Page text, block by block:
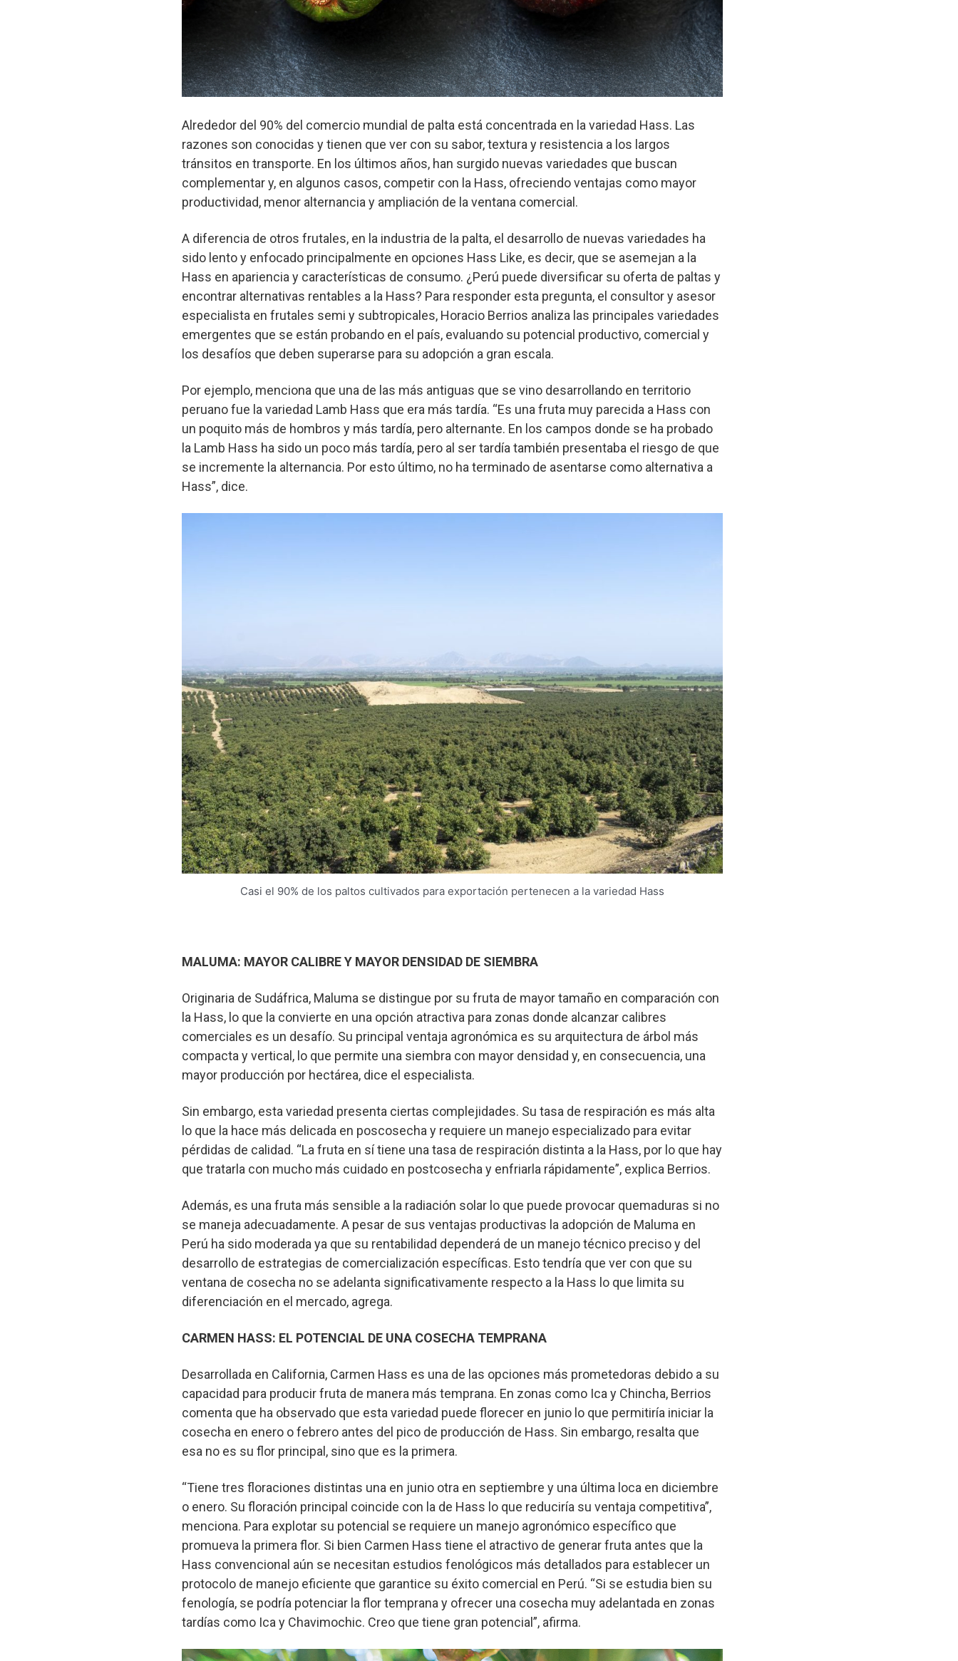
Alrededor del 90% del comercio mundial de palta está concentrada en la variedad Hass. Las
razones son conocidas y tienen que ver con su sabor, textura y resistencia a los largos
tránsitos en transporte. En los últimos años, han surgido nuevas variedades que buscan
complementar y, en algunos casos, competir con la Hass, ofreciendo ventajas como mayor
productividad, menor alternancia y ampliación de la ventana comercial.
A diferencia de otros frutales, en la industria de la palta, el desarrollo de nuevas variedades ha
sido lento y enfocado principalmente en opciones Hass Like, es decir, que se asemejan a la
Hass en apariencia y características de consumo. ¿Perú puede diversificar su oferta de paltas y
encontrar alternativas rentables a la Hass? Para responder esta pregunta, el consultor y asesor
especialista en frutales semi y subtropicales, Horacio Berrios analiza las principales variedades
emergentes que se están probando en el país, evaluando su potencial productivo, comercial y
los desafíos que deben superarse para su adopción a gran escala.
Por ejemplo, menciona que una de las más antiguas que se vino desarrollando en territorio
peruano fue la variedad Lamb Hass que era más tardía. “Es una fruta muy parecida a Hass con
un poquito más de hombros y más tardía, pero alternante. En los campos donde se ha probado
la Lamb Hass ha sido un poco más tardía, pero al ser tardía también presentaba el riesgo de que
se incremente la alternancia. Por esto último, no ha terminado de asentarse como alternativa a
Hass”, dice.
Casi el 90% de los paltos cultivados para exportación pertenecen a la variedad Hass
MALUMA: MAYOR CALIBRE Y MAYOR DENSIDAD DE SIEMBRA
Originaria de Sudáfrica, Maluma se distingue por su fruta de mayor tamaño en comparación con
la Hass, lo que la convierte en una opción atractiva para zonas donde alcanzar calibres
comerciales es un desafío. Su principal ventaja agronómica es su arquitectura de árbol más
compacta y vertical, lo que permite una siembra con mayor densidad y, en consecuencia, una
mayor producción por hectárea, dice el especialista.
Sin embargo, esta variedad presenta ciertas complejidades. Su tasa de respiración es más alta
lo que la hace más delicada en poscosecha y requiere un manejo especializado para evitar
pérdidas de calidad. “La fruta en sí tiene una tasa de respiración distinta a la Hass, por lo que hay
que tratarla con mucho más cuidado en postcosecha y enfriarla rápidamente”, explica Berrios.
Además, es una fruta más sensible a la radiación solar lo que puede provocar quemaduras si no
se maneja adecuadamente. A pesar de sus ventajas productivas la adopción de Maluma en
Perú ha sido moderada ya que su rentabilidad dependerá de un manejo técnico preciso y del
desarrollo de estrategias de comercialización específicas. Esto tendría que ver con que su
ventana de cosecha no se adelanta significativamente respecto a la Hass lo que limita su
diferenciación en el mercado, agrega.
CARMEN HASS: EL POTENCIAL DE UNA COSECHA TEMPRANA
Desarrollada en California, Carmen Hass es una de las opciones más prometedoras debido a su
capacidad para producir fruta de manera más temprana. En zonas como Ica y Chincha, Berrios
comenta que ha observado que esta variedad puede florecer en junio lo que permitiría iniciar la
cosecha en enero o febrero antes del pico de producción de Hass. Sin embargo, resalta que
esa no es su flor principal, sino que es la primera.
“Tiene tres floraciones distintas una en junio otra en septiembre y una última loca en diciembre
o enero. Su floración principal coincide con la de Hass lo que reduciría su ventaja competitiva”,
menciona. Para explotar su potencial se requiere un manejo agronómico específico que
promueva la primera flor. Si bien Carmen Hass tiene el atractivo de generar fruta antes que la
Hass convencional aún se necesitan estudios fenológicos más detallados para establecer un
protocolo de manejo eficiente que garantice su éxito comercial en Perú. “Si se estudia bien su
fenología, se podría potenciar la flor temprana y ofrecer una cosecha muy adelantada en zonas
tardías como Ica y Chavimochic. Creo que tiene gran potencial”, afirma.